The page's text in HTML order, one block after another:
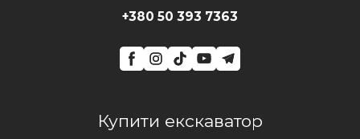
+380 50 393 7363
Купити екскаватор